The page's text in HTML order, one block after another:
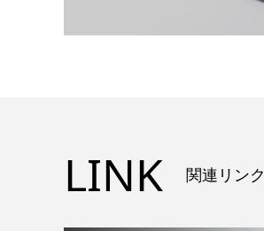
LINK 関連リンク